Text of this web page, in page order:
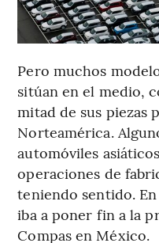
Pero muchos
sitúan en el medio,
mitad de sus piezas
Norteamérica.
automóviles
operaciones de
teniendo sentido.
iba a poner fin a la
Compas en México.